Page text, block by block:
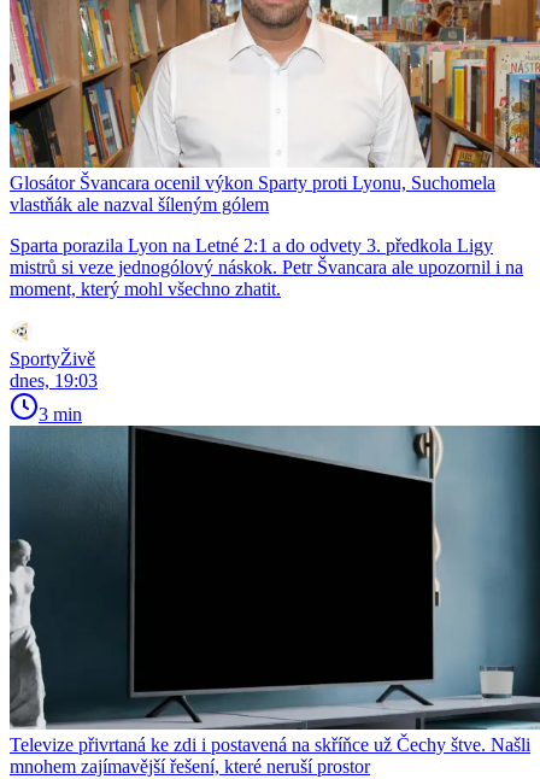
Glosátor Švancara ocenil výkon Sparty proti Lyonu, Suchomela
vlastňák ale nazval šíleným gólem
Sparta porazila Lyon na Letné 2:1 a do odvety 3. předkola Ligy
mistrů si veze jednogólový náskok. Petr Švancara ale upozornil i na
moment, který mohl všechno zhatit.
SportyŽivě
dnes, 19:03
3 min
Televize přivrtaná ke zdi i postavená na skříňce už Čechy štve. Našli
mnohem zajímavější řešení, které neruší prostor